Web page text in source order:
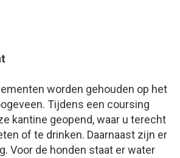
worden gehouden op het
Tijdens een coursing
kantine geopend, waar u terecht
of te drinken. Daarnaast zijn er
Voor de honden staat er water